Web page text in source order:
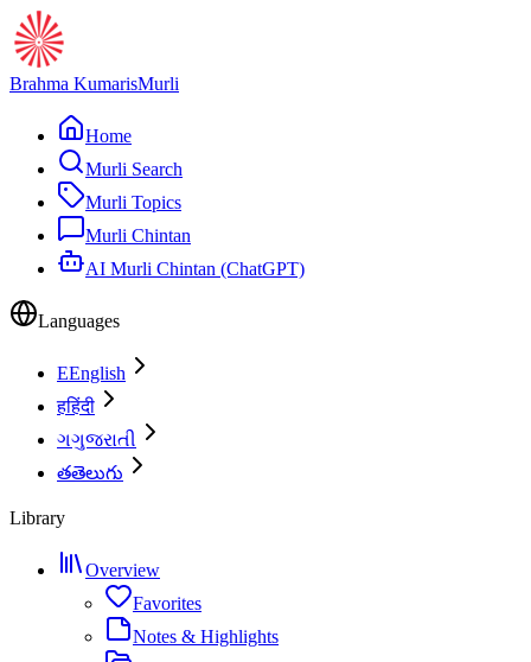
Brahma KumarisMurli
Home
Murli Search
Murli Topics
Murli Chintan
AI Murli Chintan (ChatGPT)
Languages
EEnglish
हहिंदी
ગગુજરાતી
తతెలుగు
Library
Overview
Favorites
Notes & Highlights